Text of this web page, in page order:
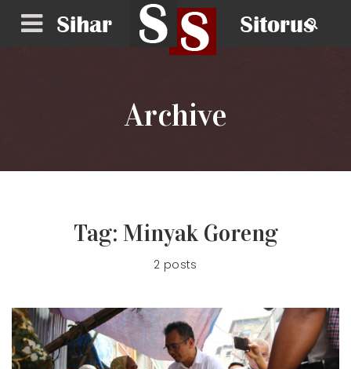
Archive
Tag: Minyak Goreng
2 posts